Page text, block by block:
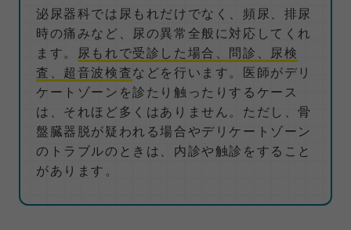
泌尿器科では尿もれだけでなく、頻尿、排尿
時の痛みなど、尿の異常全般に対応してくれ
ます。
尿もれで受診した場合、問診、尿検
査、超音波検査などを行います。医師がデリ
ケートゾーンを診たり触ったりするケース
は、それほど多くはありません。ただし、骨
盤臓器脱が疑われる場合やデリケートゾーン
のトラブルのときは、内診や触診をすること
があります。